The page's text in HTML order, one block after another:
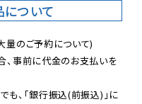
ついて
のご予約について)
、事前に代金のお支払いを
も、「銀行振込(前振込)」に